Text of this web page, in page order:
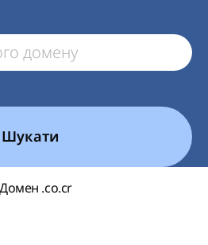
Шукати
Домен .co.cr